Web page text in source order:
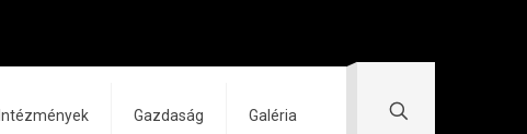
Intézmények Gazdaság Galéria